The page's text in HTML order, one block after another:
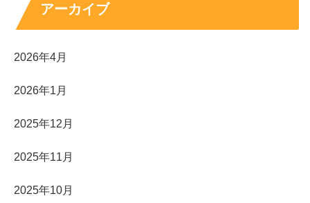
アーカイブ
2026年4月
2026年1月
2025年12月
2025年11月
2025年10月